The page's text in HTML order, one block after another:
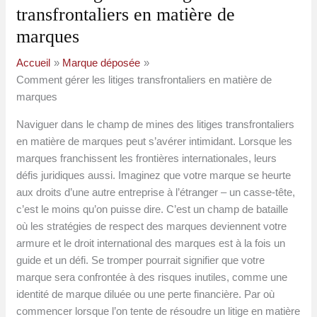
transfrontaliers en matière de
marques
Accueil
Marque déposée
Comment gérer les litiges transfrontaliers en matière de
marques
Naviguer dans le champ de mines des litiges transfrontaliers
en matière de marques peut s’avérer intimidant. Lorsque les
marques franchissent les frontières internationales, leurs
défis juridiques aussi. Imaginez que votre marque se heurte
aux droits d’une autre entreprise à l’étranger – un casse-tête,
c’est le moins qu’on puisse dire. C’est un champ de bataille
où les stratégies de respect des marques deviennent votre
armure et le droit international des marques est à la fois un
guide et un défi. Se tromper pourrait signifier que votre
marque sera confrontée à des risques inutiles, comme une
identité de marque diluée ou une perte financière. Par où
commencer lorsque l’on tente de résoudre un litige en matière